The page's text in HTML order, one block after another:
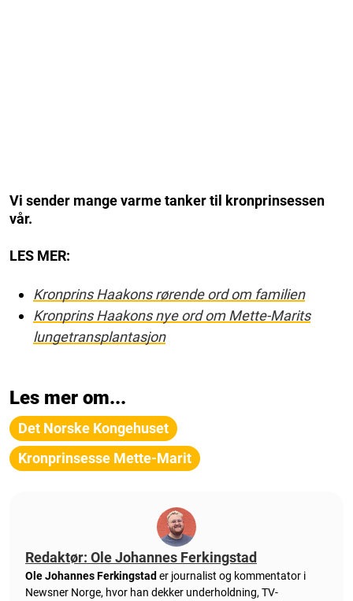
Vi sender mange varme tanker til kronprinsessen
vår.
LES MER:
Kronprins Haakons rørende ord om familien
Kronprins Haakons nye ord om Mette-Marits
lungetransplantasjon
Les mer om...
Det Norske Kongehuset
Kronprinsesse Mette-Marit
Redaktør: Ole Johannes Ferkingstad
Ole Johannes Ferkingstad er journalist og kommentator i
Newsner Norge, hvor han dekker underholdning, TV-